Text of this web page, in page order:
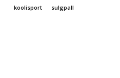
koolisport sulgpall